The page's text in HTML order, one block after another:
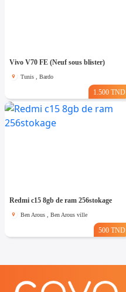
Vivo V70 FE (Neuf sous blister)
Tunis , Bardo
1.500 TND
Redmi c15 8gb de ram 256stokage
Ben Arous , Ben Arous ville
500 TND